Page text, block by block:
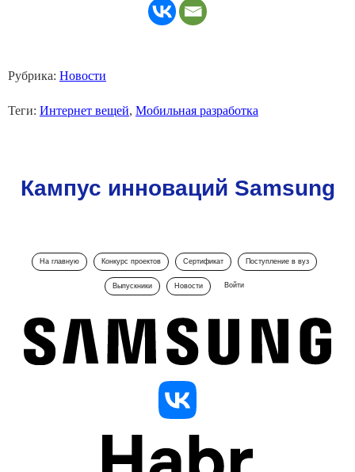
Рубрика: Новости
Теги: Интернет вещей, Мобильная разработка
Кампус инноваций Samsung
На главную Конкурс проектов Сертификат Поступление в вуз
Выпускники Новости Войти